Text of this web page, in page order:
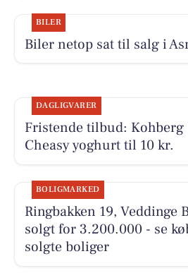
BILER
Biler netop sat til salg i
DAGLIGVARER
Fristende tilbud:
Cheasy yoghurt til 10 kr.
BOLIGMARKED
Ringbakken 19, Veddinge
solgt for 3.200.000 - se
solgte boliger